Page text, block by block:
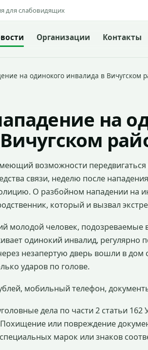
для слабовидящих
Организации Контакты
на одинокого инвалида в Вичугском
на
возможности передвигаться
связи, неделю после
О разбойном нападении на
который и вызвал
молодой человек, подозреваемые
одинокий инвалид,
незапертую дверь вошли в дом
ударов по голове.
мобильный телефон,
дела по части 2 статьи
или повреждение
марок или знаков